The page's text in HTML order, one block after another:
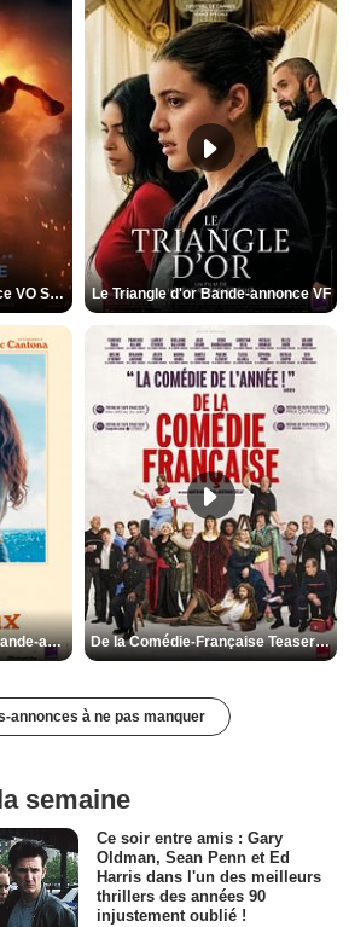
L'Odyssée Bande-annonce VO STFR Le Triangle d'or Bande-annonce VF
Les Matins merveilleux Bande-annonce VF De la Comédie-Française Teaser VF
annonces à ne pas manquer
semaine
Ce soir entre amis : Gary
Oldman, Sean Penn et Ed
Harris dans l'un des meilleurs
thrillers des années 90
injustement oublié !